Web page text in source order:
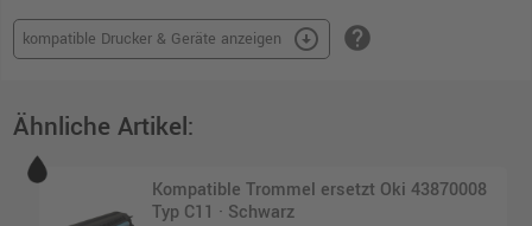
kompatible Drucker & Geräte anzeigen arrow_circle_down help
Ähnliche Artikel:
Kompatible Trommel ersetzt Oki 43870008
Typ C11 · Schwarz